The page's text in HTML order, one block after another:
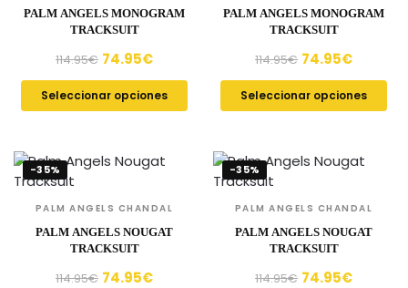
PALM ANGELS MONOGRAM
TRACKSUIT
114.95€ 74.95€
Seleccionar opciones
PALM ANGELS MONOGRAM
TRACKSUIT
114.95€ 74.95€
Seleccionar opciones
-35%
PALM ANGELS CHANDAL
PALM ANGELS NOUGAT
TRACKSUIT
114.95€ 74.95€
-35%
PALM ANGELS CHANDAL
PALM ANGELS NOUGAT
TRACKSUIT
114.95€ 74.95€